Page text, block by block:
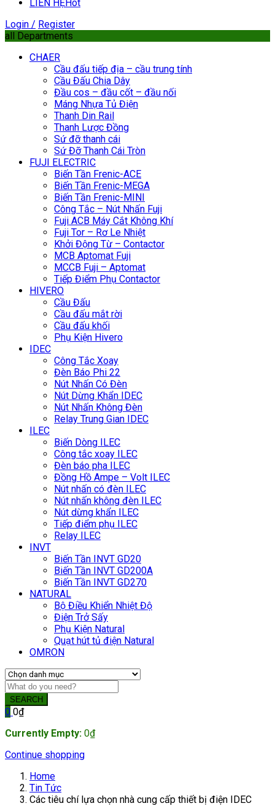
LIÊN HỆHot
Login / Register
all Departments
CHAER
Cầu đấu tiếp địa – cầu trung tính
Cầu Đấu Chia Dây
Đầu cos – đầu cốt – đầu nối
Máng Nhựa Tủ Điện
Thanh Din Rail
Thanh Lược Đồng
Sứ đỡ thanh cái
Sứ Đỡ Thanh Cái Tròn
FUJI ELECTRIC
Biến Tần Frenic-ACE
Biến Tần Frenic-MEGA
Biến Tần Frenic-MINI
Công Tắc – Nút Nhấn Fuji
Fuji ACB Máy Cắt Không Khí
Fuji Tor – Rơ Le Nhiệt
Khởi Động Từ – Contactor
MCB Aptomat Fuji
MCCB Fuji – Aptomat
Tiếp Điểm Phụ Contactor
HIVERO
Cầu Đấu
Cầu đấu mắt rời
Cầu đấu khối
Phụ Kiện Hivero
IDEC
Công Tắc Xoay
Đèn Báo Phi 22
Nút Nhấn Có Đèn
Nút Dừng Khẩn IDEC
Nút Nhấn Không Đèn
Relay Trung Gian IDEC
ILEC
Biến Dòng ILEC
Công tắc xoay ILEC
Đèn báo pha ILEC
Đồng Hồ Ampe – Volt ILEC
Nút nhấn có đèn ILEC
Nút nhấn không đèn ILEC
Nút dừng khẩn ILEC
Tiếp điểm phụ ILEC
Relay ILEC
INVT
Biến Tần INVT GD20
Biến Tần INVT GD200A
Biến Tần INVT GD270
NATURAL
Bộ Điều Khiển Nhiệt Độ
Điện Trở Sấy
Phụ Kiện Natural
Quạt hút tủ điện Natural
OMRON
SEARCH
0 0₫
Currently Empty: 0₫
Continue shopping
Home
Tin Tức
Các tiêu chí lựa chọn nhà cung cấp thiết bị điện IDEC